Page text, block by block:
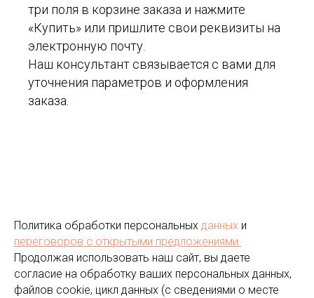
три поля в корзине заказа и нажмите
«Купить» или пришлите свои реквизиты на
электронную почту.
Наш консультант связывается с вами для
уточнения параметров и оформления
заказа.
Политика обработки персональных данных и
переговоров с открытыми предложениями.
Продолжая использовать наш сайт, вы даете
согласие на обработку ваших персональных данных,
файлов cookie, цикл данных (с сведениями о месте